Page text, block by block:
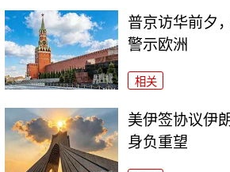
普京访华前夕
警示欧洲
相关
美伊签协议伊
身负重望